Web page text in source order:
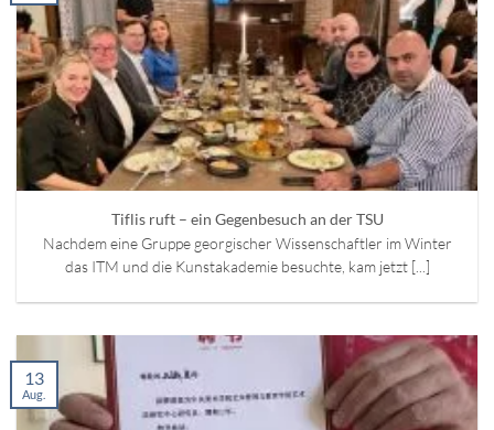
Tiflis ruft – ein Gegenbesuch an der TSU
Nachdem eine Gruppe georgischer Wissenschaftler im Winter
das ITM und die Kunstakademie besuchte, kam jetzt [...]
13
Aug.